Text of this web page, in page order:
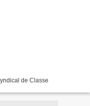
de Classe